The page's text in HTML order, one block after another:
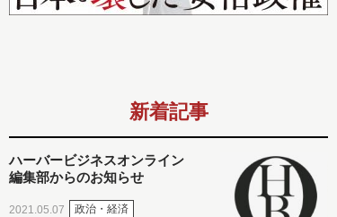
新着記事
ハーバービジネスオンライン
編集部からのお知らせ
2021.05.07 政治・経済